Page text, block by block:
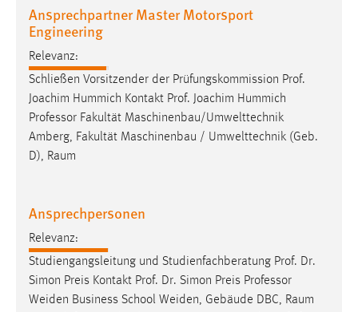
Ansprechpartner Master Motorsport
Engineering
Relevanz:
Schließen Vorsitzender der Prüfungskommission Prof.
Joachim Hummich Kontakt Prof. Joachim Hummich
Professor Fakultät Maschinenbau/Umwelttechnik
Amberg, Fakultät Maschinenbau / Umwelttechnik (Geb.
D), Raum
Ansprechpersonen
Relevanz:
Studiengangsleitung und Studienfachberatung Prof. Dr.
Simon Preis Kontakt Prof. Dr. Simon Preis Professor
Weiden Business School Weiden, Gebäude DBC, Raum
Cookie Laufzeit:
MibewSessionID, mibew-chat-frame-style-
5e9dbeb1811c0446 = Sitzungslaufzeit, mibew_locale = 3
Jahre, MIBEW_UserID = 1 Jahr
Login
Name:
fe_user, be_user, be_lastLoginProvider
einloggen zu können.
Cookie Laufzeit:
24 Stunden